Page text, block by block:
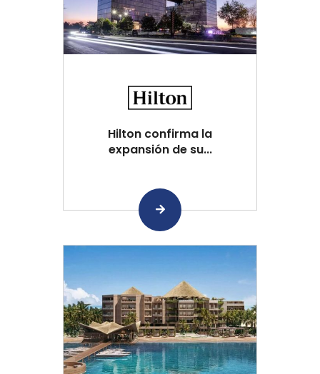
Hilton confirma la
expansión de su...